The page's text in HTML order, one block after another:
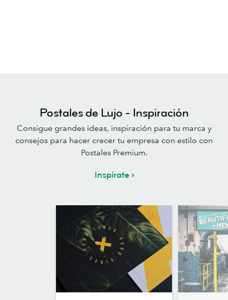
Postales de Lujo - Inspiración
Consigue grandes ideas, inspiración para tu marca y
consejos para hacer crecer tu empresa con estilo con
Postales Premium.
Inspírate